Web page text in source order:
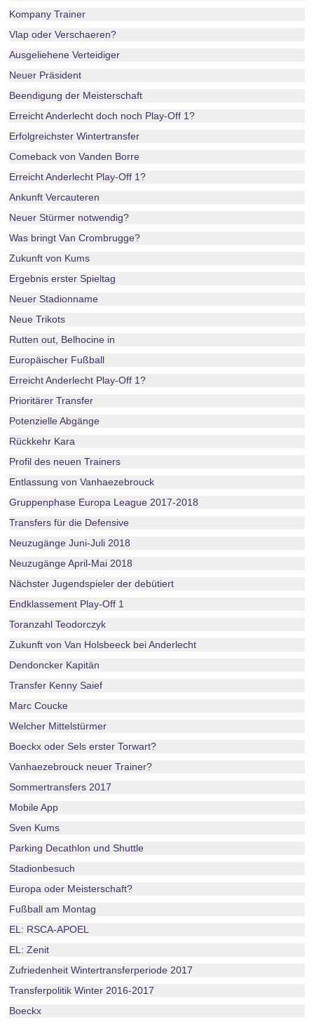
Kompany Trainer
Vlap oder Verschaeren?
Ausgeliehene Verteidiger
Neuer Präsident
Beendigung der Meisterschaft
Erreicht Anderlecht doch noch Play-Off 1?
Erfolgreichster Wintertransfer
Comeback von Vanden Borre
Erreicht Anderlecht Play-Off 1?
Ankunft Vercauteren
Neuer Stürmer notwendig?
Was bringt Van Crombrugge?
Zukunft von Kums
Ergebnis erster Spieltag
Neuer Stadionname
Neue Trikots
Rutten out, Belhocine in
Europäischer Fußball
Erreicht Anderlecht Play-Off 1?
Prioritärer Transfer
Potenzielle Abgänge
Rückkehr Kara
Profil des neuen Trainers
Entlassung von Vanhaezebrouck
Gruppenphase Europa League 2017-2018
Transfers für die Defensive
Neuzugänge Juni-Juli 2018
Neuzugänge April-Mai 2018
Nächster Jugendspieler der debütiert
Endklassement Play-Off 1
Toranzahl Teodorczyk
Zukunft von Van Holsbeeck bei Anderlecht
Dendoncker Kapitän
Transfer Kenny Saief
Marc Coucke
Welcher Mittelstürmer
Boeckx oder Sels erster Torwart?
Vanhaezebrouck neuer Trainer?
Sommertransfers 2017
Mobile App
Sven Kums
Parking Decathlon und Shuttle
Stadionbesuch
Europa oder Meisterschaft?
Fußball am Montag
EL: RSCA-APOEL
EL: Zenit
Zufriedenheit Wintertransferperiode 2017
Transferpolitik Winter 2016-2017
Boeckx